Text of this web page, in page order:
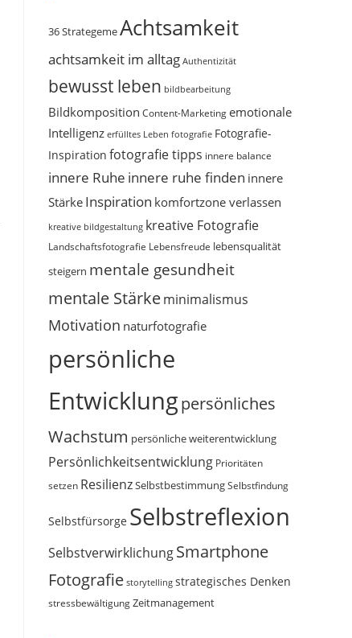
36 StrategemeAchtsamkeit
achtsamkeit im alltag Authentizität
bewusst leben bildbearbeitung
Bildkomposition Content-Marketingemotionale
Intelligenz erfülltes Leben fotografie Fotografie-
Inspiration fotografie tipps innere balance
innere Ruhe innere ruhe finden innere
Stärke Inspiration komfortzone verlassen
kreative bildgestaltung kreative Fotografie
Landschaftsfotografie Lebensfreude lebensqualität
steigern mentale gesundheit
mentale Stärkeminimalismus
Motivation naturfotografie
persönliche
Entwicklungpersönliches
Wachstum persönliche weiterentwicklung
Persönlichkeitsentwicklung Prioritäten
setzen ResilienzSelbstbestimmungSelbstfindung
Selbstfürsorge Selbstreflexion
SelbstverwirklichungSmartphone
Fotografie storytelling strategisches Denken
stressbewältigung Zeitmanagement